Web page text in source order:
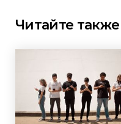
Читайте также